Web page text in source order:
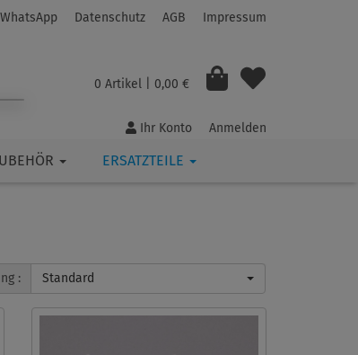
Datenschutz AGB Impressum
0 Artikel | 0,00 €
Ihr Konto Anmelden
ERSATZTEILE
: Standard